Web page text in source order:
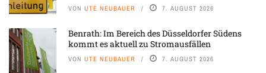
VON UTE NEUBAUER 7. AUGUST 2026
Benrath: Im Bereich des Düsseldorfer Südens
kommt es aktuell zu Stromausfällen
VON UTE NEUBAUER 7. AUGUST 2026